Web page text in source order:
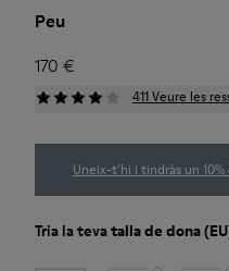
Peu
170 €
411 Veure les
Uneix-t’hi i tindràs un
Tria la tevatalla de dona